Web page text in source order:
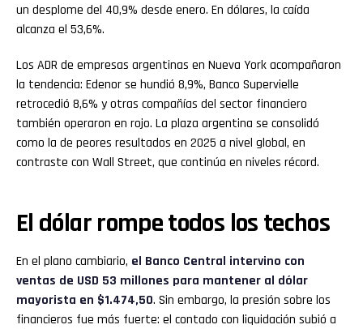
un desplome del 40,9% desde enero. En dólares, la caída
alcanza el 53,6%.
Los ADR de empresas argentinas en Nueva York acompañaron
la tendencia: Edenor se hundió 8,9%, Banco Supervielle
retrocedió 8,6% y otras compañías del sector financiero
también operaron en rojo. La plaza argentina se consolidó
como la de peores resultados en 2025 a nivel global, en
contraste con Wall Street, que continúa en niveles récord.
El dólar rompe todos los techos
En el plano cambiario, el Banco Central intervino con
ventas de USD 53 millones para mantener al dólar
mayorista en $1.474,50. Sin embargo, la presión sobre los
financieros fue más fuerte: el contado con liquidación subió a